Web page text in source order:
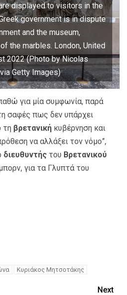
displayed to visitors in the
government is in dispute
and the museum,
the marbles. London, United
2022 (Photo by Nicolas
Getty Images)
για μία συμφωνία, παρά
σαφές πως δεν υπάρχει
τη βρετανική κυβέρνηση και
να αλλάξει τον νόμο”,
διευθυντής του Βρετανικού
για τα Γλυπτά του
Κυριάκος Μητσοτάκης
Next